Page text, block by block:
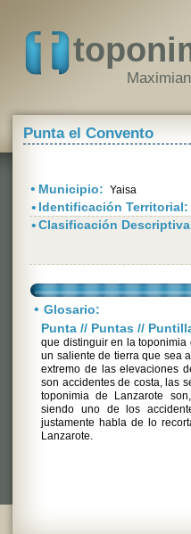
Punta el Convento
• Municipio: Yaisa
• Identificación Territorial:
•Clasificación
• Glosario:
Punta // Puntas //
que distinguir en la toponimia
un saliente de tierra que sea
extremo de las elevaciones
son accidentes de costa, las
toponimia de Lanzarote
siendo uno de los
justamente habla de lo
Lanzarote.